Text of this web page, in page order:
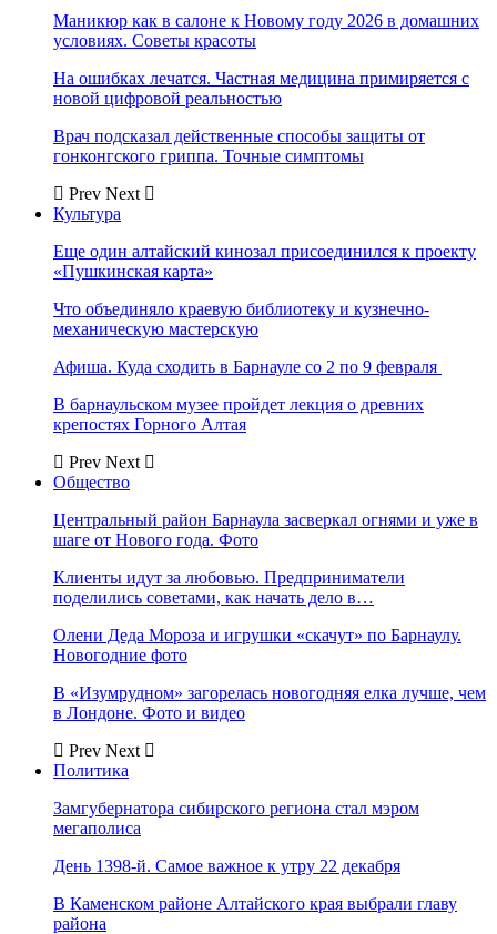
Маникюр как в салоне к Новому году 2026 в домашних
условиях. Советы красоты
На ошибках лечатся. Частная медицина примиряется с
новой цифровой реальностью
Врач подсказал действенные способы защиты от
гонконгского гриппа. Точные симптомы
Prev Next
Культура
Еще один алтайский кинозал присоединился к проекту
«Пушкинская карта»
Что объединяло краевую библиотеку и кузнечно-
механическую мастерскую
Афиша. Куда сходить в Барнауле со 2 по 9 февраля
В барнаульском музее пройдет лекция о древних
крепостях Горного Алтая
Prev Next
Общество
Центральный район Барнаула засверкал огнями и уже в
шаге от Нового года. Фото
Клиенты идут за любовью. Предприниматели
поделились советами, как начать дело в…
Олени Деда Мороза и игрушки «скачут» по Барнаулу.
Новогодние фото
В «Изумрудном» загорелась новогодняя елка лучше, чем
в Лондоне. Фото и видео
Prev Next
Политика
Замгубернатора сибирского региона стал мэром
мегаполиса
День 1398-й. Самое важное к утру 22 декабря
В Каменском районе Алтайского края выбрали главу
района